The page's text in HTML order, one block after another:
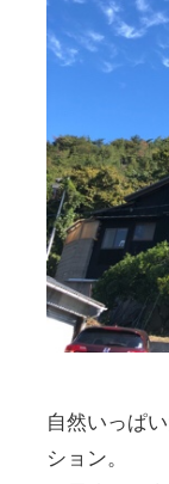
自然いっぱ
ション。